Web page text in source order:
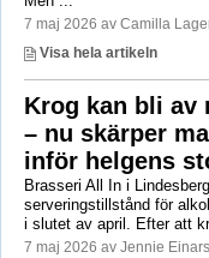
7 maj 2026 av Camilla
Visa hela artikeln
Krog kan bli av
– nu skärper
inför helgens
Brasseri All In i
serveringstillstånd för
i slutet av april. Efter att
7 maj 2026 av Jennie